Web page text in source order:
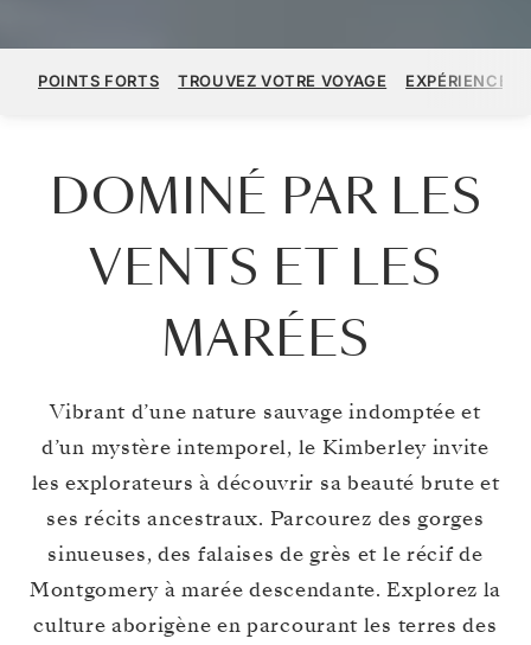
POINTS FORTS TROUVEZ VOTRE VOYAGE EXPÉRIENCES
DOMINÉ PAR LES
VENTS ET LES
MARÉES
Vibrant d’une nature sauvage indomptée et
d’un mystère intemporel, le Kimberley invite
les explorateurs à découvrir sa beauté brute et
ses récits ancestraux. Parcourez des gorges
sinueuses, des falaises de grès et le récif de
Montgomery à marée descendante. Explorez la
culture aborigène en parcourant les terres des